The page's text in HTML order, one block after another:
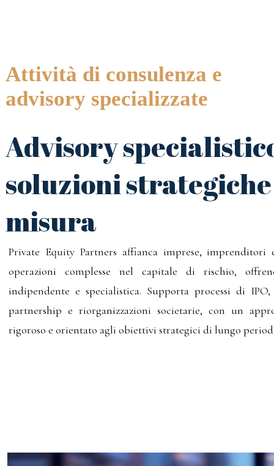
Attività di consulenza e
advisory specializzate
Advisory
soluzioni
misura
Private Equity Partners affianca imprese,
operazioni complesse nel capitale di rischio,
indipendente e specialistica. Supporta processi di
partnership e riorganizzazioni societarie, con un
rigoroso e orientato agli obiettivi strategici di lungo